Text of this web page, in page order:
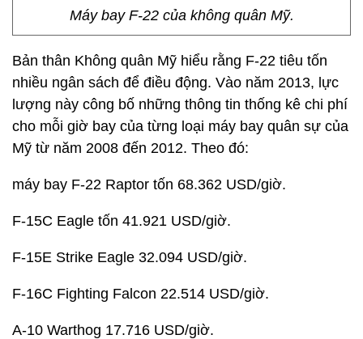
Máy bay F-22 của không quân Mỹ.
Bản thân Không quân Mỹ hiểu rằng F-22 tiêu tốn
nhiều ngân sách để điều động. Vào năm 2013, lực
lượng này công bố những thông tin thống kê chi phí
cho mỗi giờ bay của từng loại máy bay quân sự của
Mỹ từ năm 2008 đến 2012. Theo đó:
máy bay F-22 Raptor tốn 68.362 USD/giờ.
F-15C Eagle tốn 41.921 USD/giờ.
F-15E Strike Eagle 32.094 USD/giờ.
F-16C Fighting Falcon 22.514 USD/giờ.
A-10 Warthog 17.716 USD/giờ.